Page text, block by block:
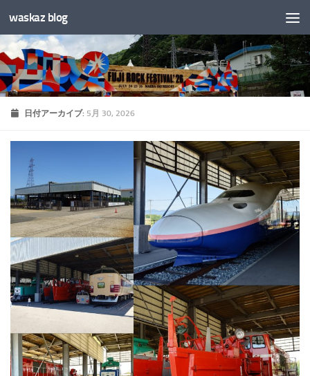
コンテンツへスキップ
waskaz blog
日付アーカイブ: 5月 30, 2026